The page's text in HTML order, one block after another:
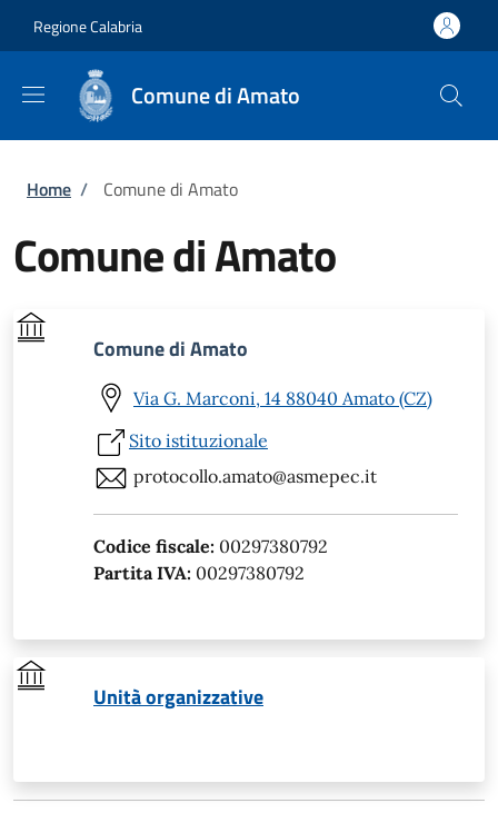
Regione Calabria
Comune di Amato
Briciole di pane
Home / Comune di Amato
Comune di Amato
Comune di Amato
Via G. Marconi, 14 88040 Amato (CZ)
Sito istituzionale
protocollo.amato@asmepec.it
Codice fiscale: 00297380792
Partita IVA: 00297380792
Unità organizzative